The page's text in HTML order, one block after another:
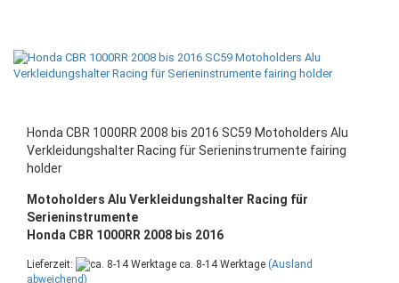
Honda CBR 1000RR 2008 bis 2016 SC59 Motoholders Alu
Verkleidungshalter Racing für Serieninstrumente fairing
holder
Motoholders Alu Verkleidungshalter Racing für
Serieninstrumente
Honda CBR 1000RR 2008 bis 2016
Lieferzeit: ca. 8-14 Werktage (Ausland
abweichend)